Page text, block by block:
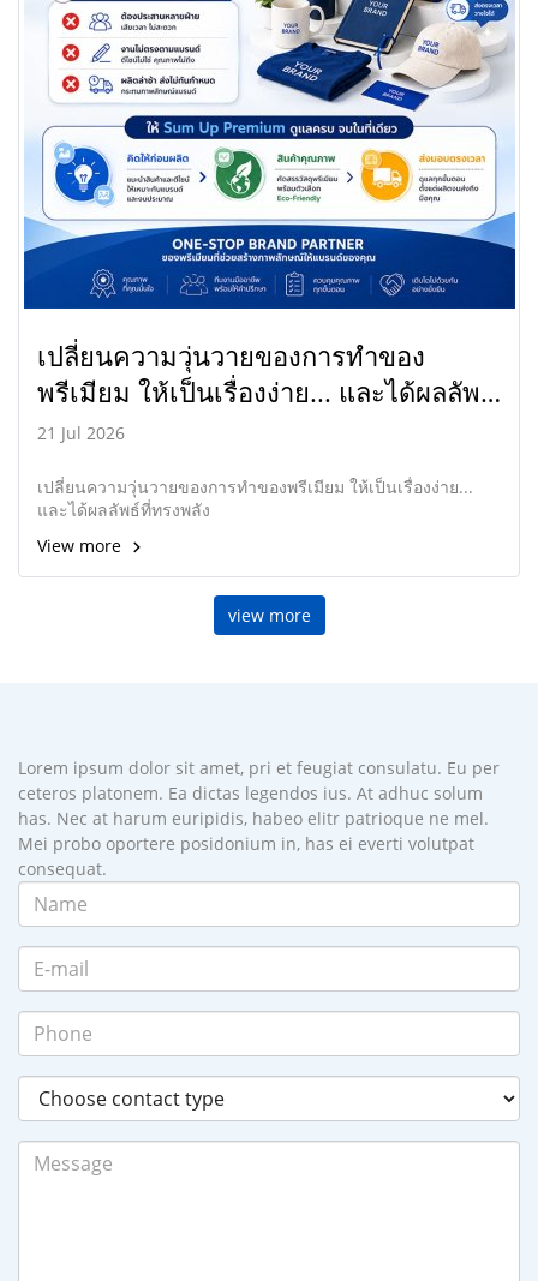
เปลี่ยนความวุ่นวายของการทำของ
พรีเมียม ให้เป็นเรื่องง่าย... และได้ผลลัพธ์
ที่ทรงพลัง
21 Jul 2026
เปลี่ยนความวุ่นวายของการทำของพรีเมียม ให้เป็นเรื่องง่าย...
และได้ผลลัพธ์ที่ทรงพลัง
View more
view more
Lorem ipsum dolor sit amet, pri et feugiat consulatu. Eu per
ceteros platonem. Ea dictas legendos ius. At adhuc solum
has. Nec at harum euripidis, habeo elitr patrioque ne mel.
Mei probo oportere posidonium in, has ei everti volutpat
consequat.